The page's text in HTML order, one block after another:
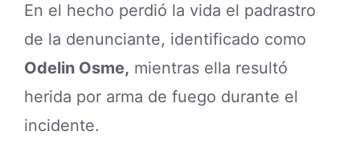
En el hecho perdió la vida el padrastro
de la denunciante, identificado como
Odelin Osme, mientras ella resultó
herida por arma de fuego durante el
incidente.